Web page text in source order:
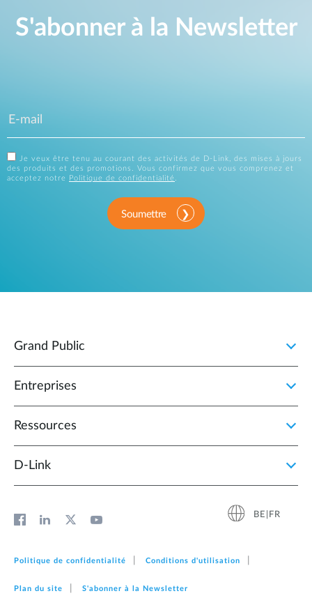
S'abonner à la Newsletter
Je veux être tenu au courant des activités de D-Link, des mises à jours
des produits et des promotions. Vous confirmez que vous comprenez et
acceptez notre
Politique de confidentialité
Soumettre
Grand Public
Entreprises
Ressources
D‑Link
BE|FR
Politique de confidentialité Conditions d'utilisation
Plan du site S'abonner à la Newsletter